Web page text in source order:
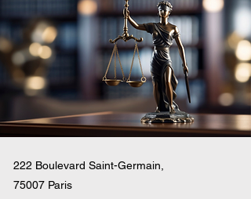
222 Boulevard Saint-Germain,
75007 Paris